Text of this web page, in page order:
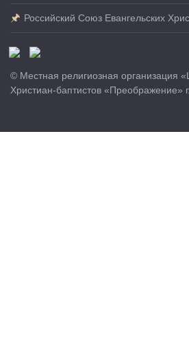
Российский Союз Евангельских
© Местная религиозная организация
Христиан-баптистов «Преображение»